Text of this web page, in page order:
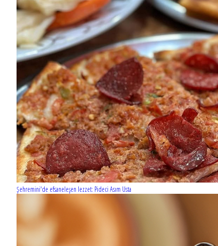
Şehremini'de efsaneleşen lezzet: Pideci Asım Usta